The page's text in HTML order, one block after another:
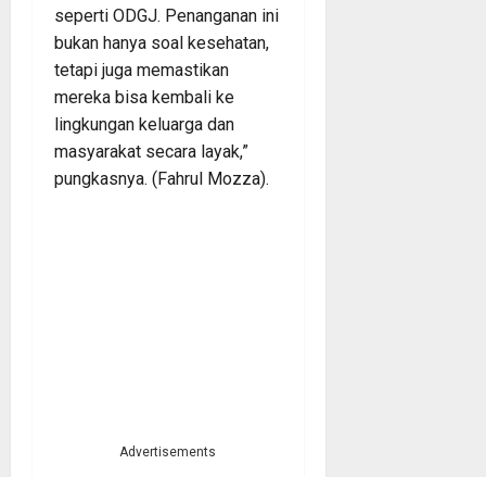
seperti ODGJ. Penanganan ini
bukan hanya soal kesehatan,
tetapi juga memastikan
mereka bisa kembali ke
lingkungan keluarga dan
masyarakat secara layak,”
pungkasnya. (Fahrul Mozza).
Advertisements